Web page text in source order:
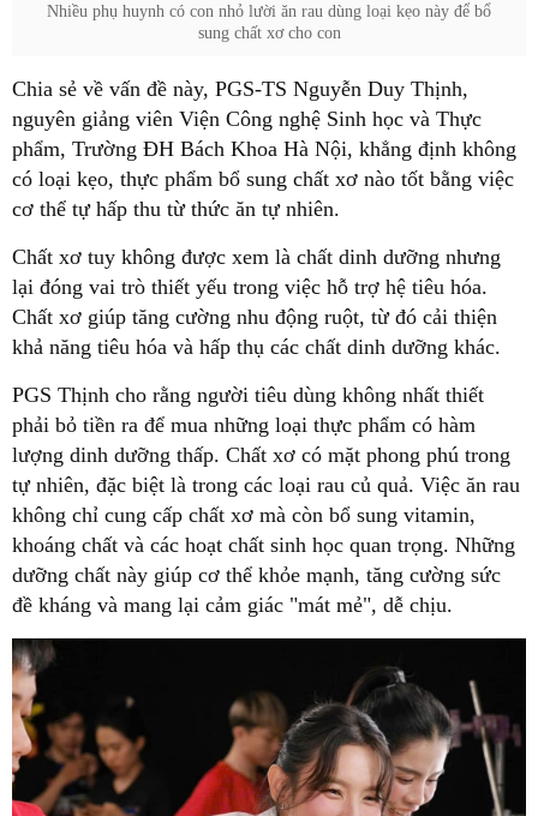
Nhiều phụ huynh có con nhỏ lười ăn rau dùng loại kẹo này để bổ
sung chất xơ cho con
Chia sẻ về vấn đề này, PGS-TS Nguyễn Duy Thịnh,
nguyên giảng viên Viện Công nghệ Sinh học và Thực
phẩm, Trường ĐH Bách Khoa Hà Nội, khẳng định không
có loại kẹo, thực phẩm bổ sung chất xơ nào tốt bằng việc
cơ thể tự hấp thu từ thức ăn tự nhiên.
Chất xơ tuy không được xem là chất dinh dưỡng nhưng
lại đóng vai trò thiết yếu trong việc hỗ trợ hệ tiêu hóa.
Chất xơ giúp tăng cường nhu động ruột, từ đó cải thiện
khả năng tiêu hóa và hấp thụ các chất dinh dưỡng khác.
PGS Thịnh cho rằng người tiêu dùng không nhất thiết
phải bỏ tiền ra để mua những loại thực phẩm có hàm
lượng dinh dưỡng thấp. Chất xơ có mặt phong phú trong
tự nhiên, đặc biệt là trong các loại rau củ quả. Việc ăn rau
không chỉ cung cấp chất xơ mà còn bổ sung vitamin,
khoáng chất và các hoạt chất sinh học quan trọng. Những
dưỡng chất này giúp cơ thể khỏe mạnh, tăng cường sức
đề kháng và mang lại cảm giác "mát mẻ", dễ chịu.